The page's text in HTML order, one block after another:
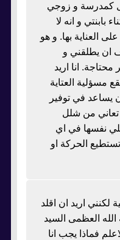
كمدرسة و زوجي
بابنتي و انه لا
العناية بها. و هو
ان يطلقني و
انا اريد
مسؤلية العتاية
يساعد في توفير
تعاني من شلل
نفسها في اي
الحركة او
لكنني اريد ان اقلد
العظمى السيد
فماذا يجب انا